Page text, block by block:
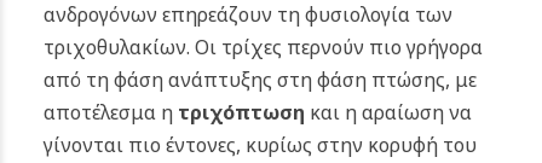
ανδρογόνων επηρεάζουν τη φυσιολογία των
τριχοθυλακίων. Οι τρίχες περνούν πιο γρήγορα
από τη φάση ανάπτυξης στη φάση πτώσης, με
αποτέλεσμα η τριχόπτωση και η αραίωση να
γίνονται πιο έντονες, κυρίως στην κορυφή του